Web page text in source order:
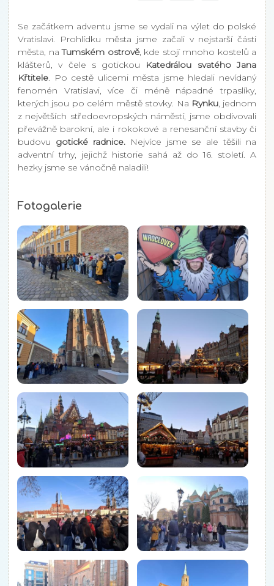
Se začátkem adventu jsme se vydali na výlet do polské
Vratislavi. Prohlídku města jsme začali v nejstarší části
města, naTumském ostrově, kde stojí mnoho kostelů a
klášterů, v čele s gotickou Katedrálou svatého Jana
Křtitele. Po cestě ulicemi města jsme hledali nevídaný
fenomén Vratislavi, více či méně nápadné trpaslíky,
kterých jsou po celém městě stovky. Na Rynku, jednom
z největších středoevropských náměstí, jsme obdivovali
převážně barokní, ale i rokokové a renesanční stavby či
budovu gotické radnice.Nejvíce jsme se ale těšili na
adventní trhy, jejichž historie sahá až do 16. století. A
hezky jsme se vánočně naladili!
Fotogalerie